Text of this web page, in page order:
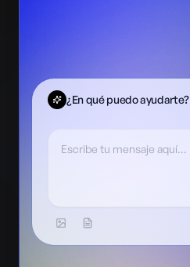
¿En qué puedo ayudarte?